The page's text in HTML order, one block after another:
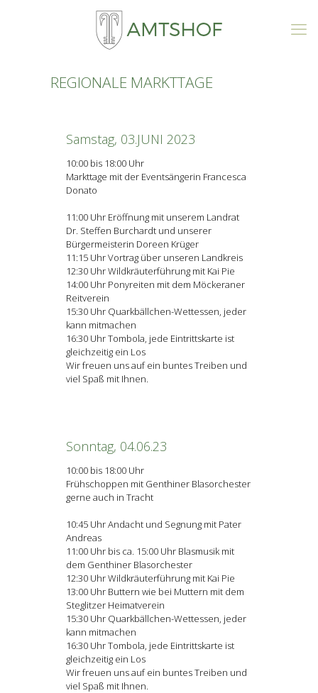
REGIONALE MARKTTAGE
Samstag, 03.JUNI 2023
10:00 bis 18:00 Uhr
Markttage mit der Eventsängerin Francesca
Donato
11:00 Uhr Eröffnung mit unserem Landrat
Dr. Steffen Burchardt und unserer
Bürgermeisterin Doreen Krüger
11:15 Uhr Vortrag über unseren Landkreis
12:30 Uhr Wildkräuterführung mit Kai Pie
14:00 Uhr Ponyreiten mit dem Möckeraner
Reitverein
15:30 Uhr Quarkbällchen-Wettessen, jeder
kann mitmachen
16:30 Uhr Tombola, jede Eintrittskarte ist
gleichzeitig ein Los
Wir freuen uns auf ein buntes Treiben und
viel Spaß mit Ihnen.
Sonntag, 04.06.23
10:00 bis 18:00 Uhr
Frühschoppen mit Genthiner Blasorchester
gerne auch in Tracht
10:45 Uhr Andacht und Segnung mit Pater
Andreas
11:00 Uhr bis ca. 15:00 Uhr Blasmusik mit
dem Genthiner Blasorchester
12:30 Uhr Wildkräuterführung mit Kai Pie
13:00 Uhr Buttern wie bei Muttern mit dem
Steglitzer Heimatverein
15:30 Uhr Quarkbällchen-Wettessen, jeder
kann mitmachen
16:30 Uhr Tombola, jede Eintrittskarte ist
gleichzeitig ein Los
Wir freuen uns auf ein buntes Treiben und
viel Spaß mit Ihnen.